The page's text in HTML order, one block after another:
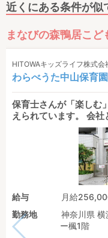
近くにある条件が似
まなびの森鴨居こど
HITOWAキッズライフ株式会
わらべうた中山保育
保育士さんが「楽しむ
えられています。 会
給与
月給
勤務地
神奈川県
ー楓1階